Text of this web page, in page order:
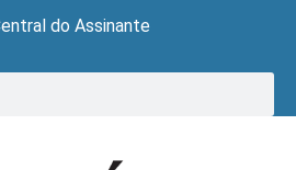
do Assinante